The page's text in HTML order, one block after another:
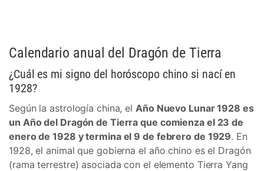
Calendario anual del Dragón de Tierra
¿Cuál es mi signo del horóscopo chino si nací en
1928?
Según la astrología china, el Año Nuevo Lunar 1928 es
un Año del Dragón de Tierra que comienza el 23 de
enero de 1928 y termina el 9 de febrero de 1929. En
1928, el animal que gobierna el año chino es el Dragón
(rama terrestre) asociada con el elemento Tierra Yang